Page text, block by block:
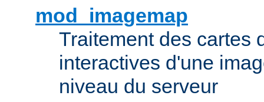
mod_imagemap
Traitement des cartes
interactives d'une
niveau du serveur